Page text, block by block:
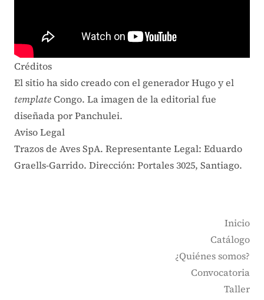
Créditos
El sitio ha sido creado con el generadorHugoy el
templateCongo. La imagen de la editorial fue
diseñada porPanchulei.
Aviso Legal
Trazos de Aves SpA. Representante Legal: Eduardo
Graells-Garrido. Dirección: Portales 3025, Santiago.
Inicio
Catálogo
¿Quiénes somos?
Convocatoria
Taller